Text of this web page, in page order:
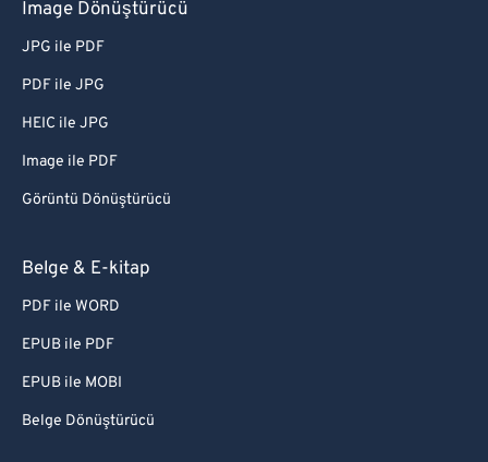
Image Dönüştürücü
JPG ile PDF
PDF ile JPG
HEIC ile JPG
Image ile PDF
Görüntü Dönüştürücü
Belge & E-kitap
PDF ile WORD
EPUB ile PDF
EPUB ile MOBI
Belge Dönüştürücü